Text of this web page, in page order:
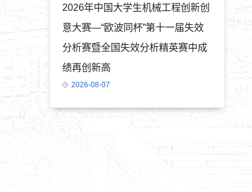
2026年中国大学生机械工程创新创
意大赛—“欧波同杯”第十一届失效
分析赛暨全国失效分析精英赛中成
绩再创新高
2026-08-07